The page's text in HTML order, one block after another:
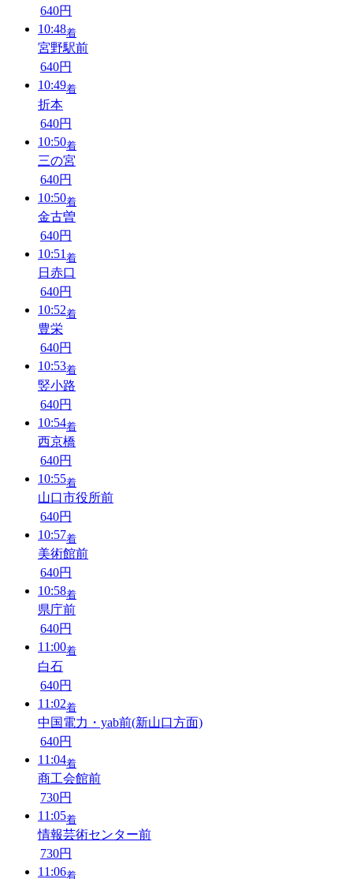
640円
10:48着
宮野駅前
640円
10:49着
折本
640円
10:50着
三の宮
640円
10:50着
金古曽
640円
10:51 着
日赤口
640円
10:52着
豊栄
640円
10:53着
竪小路
640円
10:54着
西京橋
640円
10:55着
山口市役所前
640円
10:57着
美術館前
640円
10:58着
県庁前
640円
11:00着
白石
640円
11:02着
中国電力・yab前(新山口方面)
640円
11:04着
商工会館前
730円
11:05着
情報芸術センター前
730円
11:06着